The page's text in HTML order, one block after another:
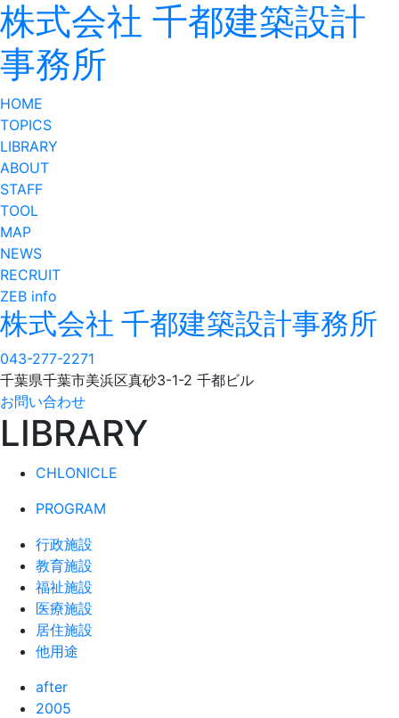
株式会社 千都建築設計
事務所
HOME
TOPICS
LIBRARY
ABOUT
STAFF
TOOL
MAP
NEWS
RECRUIT
ZEB info
株式会社 千都建築設計事務所
043-277-2271
千葉県千葉市美浜区真砂3-1-2 千都ビル
お問い合わせ
LIBRARY
CHLONICLE
PROGRAM
行政施設
教育施設
福祉施設
医療施設
居住施設
他用途
after
2005